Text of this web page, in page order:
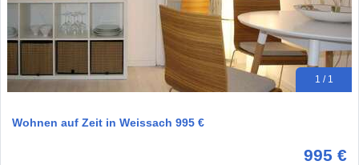
1 / 1
Wohnen auf Zeit in Weissach 995 €
995 €